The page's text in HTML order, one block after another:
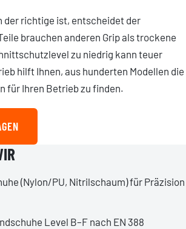
der richtige ist, entscheidet der
brauchen anderen Grip als trockene
zu niedrig kann teuer
hilft Ihnen, aus hunderten Modellen die
für Ihren Betrieb zu finden.
(Nylon/PU, Nitrilschaum) für Präzision
Level B–F nach EN 388